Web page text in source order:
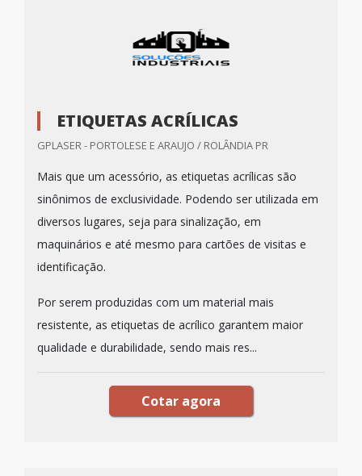
ETIQUETAS ACRÍLICAS
GPLASER - PORTOLESE E ARAUJO / ROLÂNDIA PR
Mais que um acessório, as etiquetas acrílicas são
sinônimos de exclusividade. Podendo ser utilizada em
diversos lugares, seja para sinalização, em
maquinários e até mesmo para cartões de visitas e
identificação.
Por serem produzidas com um material mais
resistente, as etiquetas de acrílico garantem maior
qualidade e durabilidade, sendo mais res...
Cotar agora